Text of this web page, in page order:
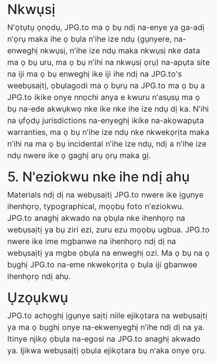
Nkwụsị
N'ọtụtụ ọnọdụ, JPG.to ma ọ bụ ndị na-enye ya ga-adị
n'ọrụ maka ihe ọ bụla n'ihe ize ndụ (gụnyere, na-
enweghị nkwụsị, n'ihe ize ndụ maka nkwụsị nke data
ma ọ bụ uru, ma ọ bụ n'ihi na nkwụsị ọrụ) na-apụta site
na iji ma ọ bụ enweghị ike iji ihe ndị na JPG.to's
weebụsaịtị, ọbụlagodi ma ọ bụrụ na JPG.to ma ọ bụ a
JPG.to ikike onye nnọchi anya e kwuru n'asụsụ ma ọ
bụ na-ede akwụkwọ nke ike nke ihe ize ndụ dị ka. N'ihi
na ụfọdụ jurisdictions na-enyeghị ikike na-akọwapụta
warranties, ma ọ bụ n'ihe ize ndụ nke nkwekọrịta maka
n'ihi na ma ọ bụ incidental n'ihe ize ndụ, ndị a n'ihe ize
ndụ nwere ike ọ gaghị arụ ọrụ maka gị.
5. N'eziokwu nke ihe ndị ahụ
Materials ndị dị na webụsaịtị JPG.to nwere ike ịgụnye
ihenhọrọ, typographical, mọọbụ foto n'eziokwu.
JPG.to anaghị akwado na ọbụla nke ihenhọrọ na
webụsaịtị ya bụ ziri ezi, zuru ezu mọọbụ ugbua. JPG.to
nwere ike ime mgbanwe na ihenhọrọ ndị dị na
webụsaịtị ya mgbe ọbụla na enweghị ozi. Ma ọ bụ na ọ
bụghị JPG.to na-eme nkwekọrịta ọ bụla iji gbanwee
ihenhọrọ ndị ahụ.
Ụzọụkwụ
JPG.to achọghị ịgụnye saịtị niile ejikọtara na webụsaịtị
ya ma ọ bụghị onye na-ekwenyeghị n'ihe ndị dị na ya.
Itinye njikọ ọbụla na-egosi na JPG.to anaghị akwado
ya. Ijikwa webụsaịtị ọbụla ejikọtara bụ n'aka onye ọrụ.